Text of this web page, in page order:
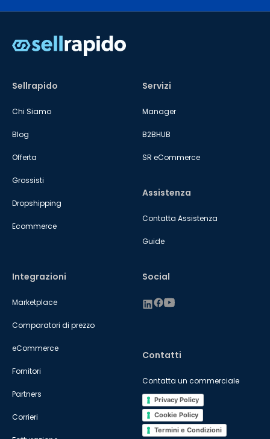
Sellrapido
Chi Siamo
Blog
Offerta
Grossisti
Dropshipping
Ecommerce
Servizi
Manager
B2BHUB
SR eCommerce
Integrazioni
Marketplace
Comparatori di prezzo
eCommerce
Fornitori
Partners
Corrieri
Assistenza
Contatta Assistenza
Guide
Contatti
Contatta un commerciale
Privacy Policy
Cookie Policy
Termini e Condizioni
Social